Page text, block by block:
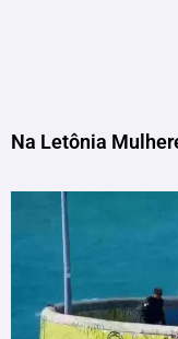
Na Letônia